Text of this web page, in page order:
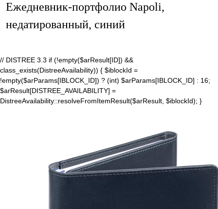
Ежедневник-портфолио Napoli,
недатированный, синий
// DISTREE 3.3 if (!empty($arResult[ID]) &&
class_exists(DistreeAvailability)) { $iblockId =
!empty($arParams[IBLOCK_ID]) ? (int) $arParams[IBLOCK_ID] : 16;
$arResult[DISTREE_AVAILABILITY] =
DistreeAvailability::resolveFromItemResult($arResult, $iblockId); }